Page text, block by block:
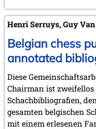
Henri Serruys, Guy
Belgian chess
annotated
Diese
Chairman ist zweifellos
Schachbibliografien,
gesamten belgischen
mit einem erlesenen